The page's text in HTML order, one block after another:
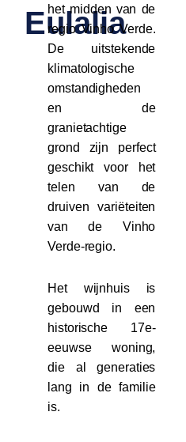
Eulalia
het midden van de
regio Vinho Verde.
De uitstekende
klimatologische
omstandigheden
en de
granietachtige
grond zijn perfect
geschikt voor het
telen van de
druiven variëteiten
van de Vinho
Verde-regio.
Het wijnhuis is
gebouwd in een
historische 17e-
eeuwse woning,
die al generaties
lang in de familie
is.